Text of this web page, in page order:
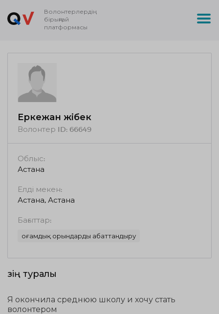
Волонтерлердің
бірыңғай
платформасы
Еркежан Әжібек
Волонтер ID: 66649
Облыс:
Астана
Елді мекен:
Астана, Астана
Бағыттар:
Қоғамдық орындарды абаттандыру
Өзің туралы
Я окончила среднюю школу и хочу стать
волонтером